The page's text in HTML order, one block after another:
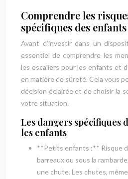
Comprendre les
spécifiques des enfants
Avant d’investir dans un
essentiel de comprendre les
les escaliers pour les enfants et
en matière de sûreté. Cela vous
décision éclairée et de choisir la
votre situation.
Les dangers spécifiques
les enfants
**Petits enfants :** Risque
barreaux ou sous la
une chute. Les chutes,